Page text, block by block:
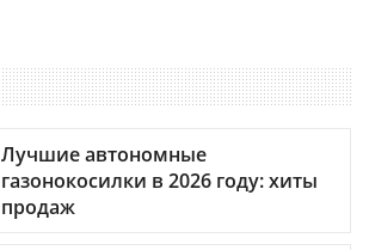
Лучшие автономные
газонокосилки в 2026 году: хиты
продаж